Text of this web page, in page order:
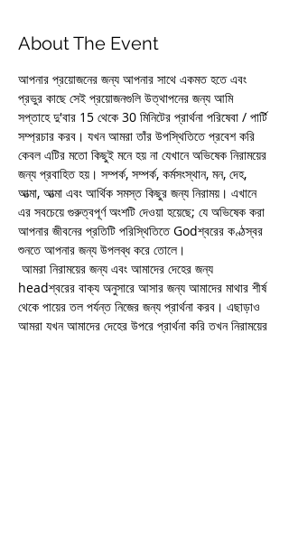
About The Event
আপনার প্রয়োজনের জন্য আপনার সাথে একমত হতে এবং
প্রভুর কাছে সেই প্রয়োজনগুলি উত্থাপনের জন্য আমি
সপ্তাহে দু'বার 15 থেকে 30 মিনিটের প্রার্থনা পরিষেবা / পার্টি
সম্প্রচার করব। যখন আমরা তাঁর উপস্থিতিতে প্রবেশ করি
কেবল এটির মতো কিছুই মনে হয় না যেখানে অভিষেক নিরাময়ের
জন্য প্রবাহিত হয়। সম্পর্ক, সম্পর্ক, কর্মসংস্থান, মন, দেহ,
আত্মা, আত্মা এবং আর্থিক সমস্ত কিছুর জন্য নিরাময়। এখানে
এর সবচেয়ে গুরুত্বপূর্ণ অংশটি দেওয়া হয়েছে; যে অভিষেক করা
আপনার জীবনের প্রতিটি পরিস্থিতিতে Godশ্বরের কণ্ঠস্বর
শুনতে আপনার জন্য উপলব্ধ করে তোলে।
headশ্বরের বাক্য অনুসারে আসার জন্য আমাদের মাথার শীর্ষ
থেকে পায়ের তল পর্যন্ত নিজের জন্য প্রার্থনা করব। এছাড়াও
আমরা যখন আমাদের দেহের উপরে প্রার্থনা করি তখন নিরাময়ের